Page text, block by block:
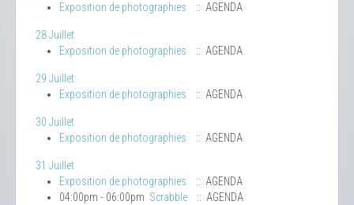
Exposition de photographies
:: AGENDA
28 Juillet
Exposition de photographies
:: AGENDA
29 Juillet
Exposition de photographies
:: AGENDA
30 Juillet
Exposition de photographies
:: AGENDA
31 Juillet
Exposition de photographies
:: AGENDA
04:00pm - 06:00pm Scrabble :: AGENDA